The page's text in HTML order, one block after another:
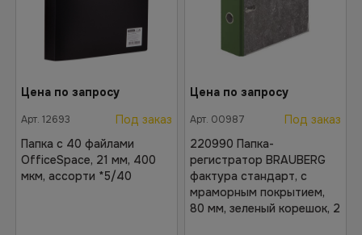
Цена по запросу
Арт. 12693
Под заказ
Папка с 40 файлами
OfficeSpace, 21 мм, 400
мкм, ассорти *5/40
Цена по запросу
Арт. 00987
Под заказ
220990 Папка-
регистратор BRAUBERG
фактура стандарт, с
мраморным покрытием,
80 мм, зеленый корешок, 2